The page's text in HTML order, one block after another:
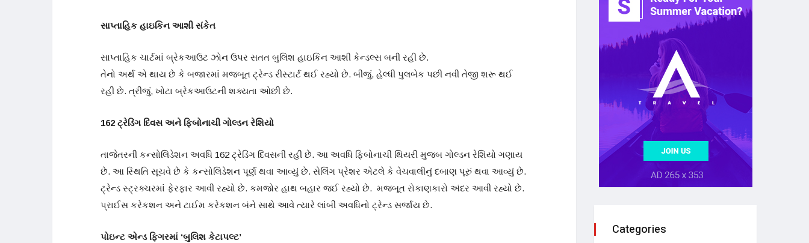
સાપ્તાહિક હાઇકિન આશી સંકેત
સાપ્તાહિક ચાર્ટમાં બ્રેકઆઉટ ઝોન ઉપર સતત બુલિશ હાઇકિન આશી કેન્ડલ્સ બની રહી છે.
તેનો અર્થ એ થાય છે કે બજારમાં મજબૂત ટ્રેન્ડ રીસ્ટાર્ટ થઈ રહ્યો છે. બીજું, હેલ્ધી પુલબેક પછી નવી તેજી શરૂ થઈ
રહી છે. ત્રીજું, ખોટા બ્રેકઆઉટની શક્યતા ઓછી છે.
162 ટ્રેડિંગ દિવસ અને ફિબોનાચી ગોલ્ડન રેશિયો
તાજેતરની કન્સોલિડેશન અવધિ 162 ટ્રેડિંગ દિવસની રહી છે. આ અવધિ ફિબોનાચી થિયરી મુજબ ગોલ્ડન રેશિયો ગણાય
છે. આ સ્થિતિ સૂચવે છે કે કન્સોલિડેશન પૂર્ણ થવા આવ્યું છે. સેલિંગ પ્રેશર એટલે કે વેચવાલીનું દબાણ પૂરું થવા આવ્યું છે.
ટ્રેન્ડ સ્ટ્રક્ચરમાં ફેરફાર આવી રહ્યો છે. કમજોર હાથ બહાર જઈ રહ્યો છે. મજબૂત રોકાણકારો અંદર આવી રહ્યો છે.
પ્રાઈસ કરેકશન અને ટાઈમ કરેકશન બંને સાથે આવે ત્યારે લાંબી અવધિનો ટ્રેન્ડ સર્જાય છે.
પોઇન્ટ એન્ડ ફિગરમાં ‘બુલિશ કેટાપલ્ટ’ Categories